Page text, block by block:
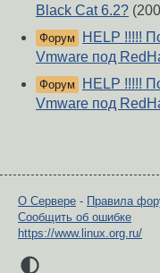
Black Cat 6.2?
Форум
HELP !!!!!
Vmware под
Форум
HELP !!!!!
Vmware под
О Сервере - Правила
Сообщить об ошибке
https://www.linux.org.ru/